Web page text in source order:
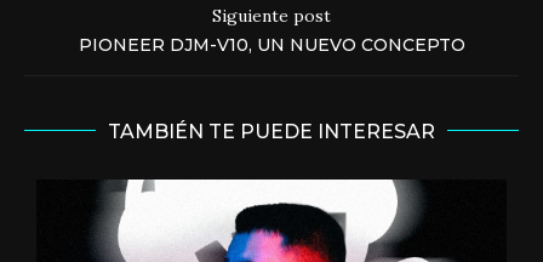
Siguiente post
PIONEER DJM-V10, UN NUEVO CONCEPTO
TAMBIÉN TE PUEDE INTERESAR